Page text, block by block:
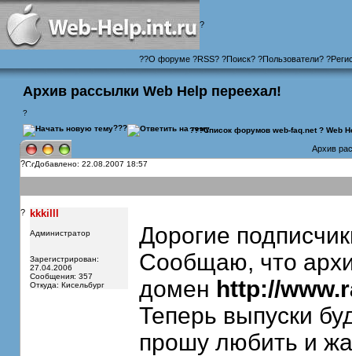
?
??О форуме?RSS? ?Поиск? ?Пользователи? ?
Архив рассылки Web Help переехал!
?
???
???Список форумов web-faq.net? Web
Архив
?
Добавлено: 22.08.2007 18:57
? kkkilll
Администратор
Зарегистрирован:
27.04.2006
Сообщения: 357
Откуда: Кисельбург
Дорогие
Сообщаю, что
домен http://
Теперь выпуски
прошу любить и